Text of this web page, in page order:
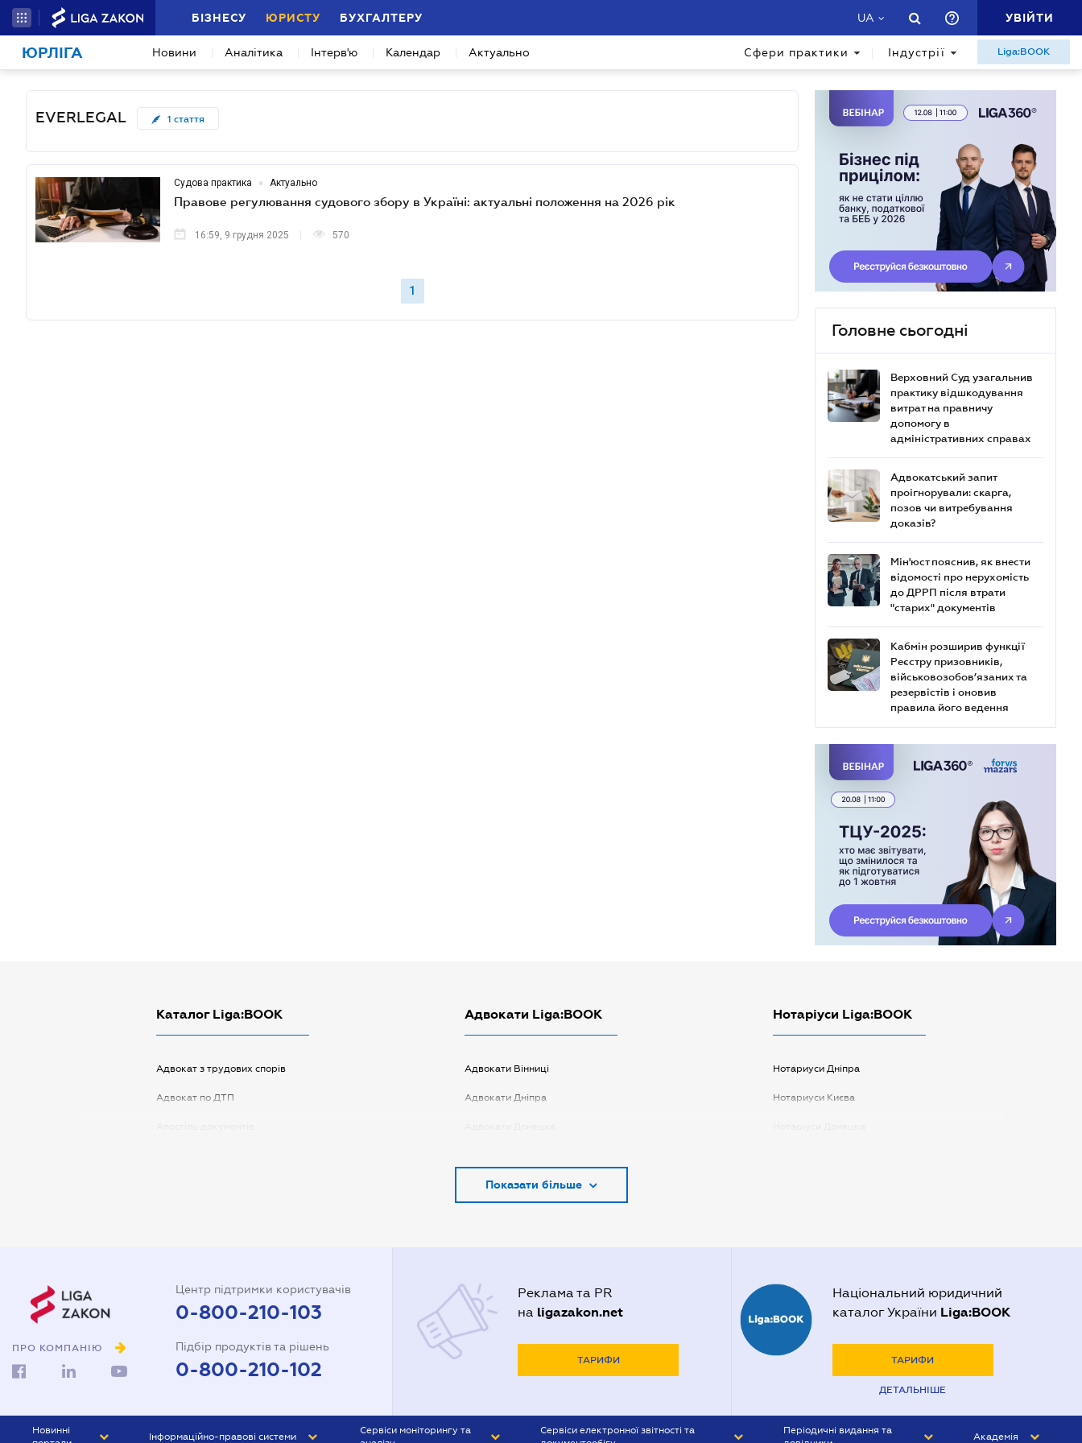
БІЗНЕСУ ЮРИСТУ БУХГАЛТЕРУ UA УВІЙТИ
ЮРЛІГА Новини Аналітика Інтерв'ю Календар Актуально Сфери практики Індустрії Liga:BOOK
EVERLEGAL 1 стаття
Судова практика • Актуально
Правове регулювання судового збору в Україні: актуальні положення на 2026 рік
16:59, 9 грудня 2025 570
1
Головне сьогодні
Верховний Суд узагальнив
практику відшкодування
витрат на правничу
допомогу в
адміністративних справах
Адвокатський запит
проігнорували: скарга,
позов чи витребування
доказів?
Мін'юст пояснив, як внести
відомості про нерухомість
до ДРРП після втрати
"старих" документів
Кабмін розширив функції
Реєстру призовників,
військовозобов’язаних та
резервістів і оновив
правила його ведення
Каталог Liga:BOOK
Адвокат з трудових спорів
Адвокат по ДТП
інтересів в суді
Довіреність на реєстрацію
майном
Адвокати Liga:BOOK
Адвокати Вінниці
Адвокати Дніпра
Адвокати Києва
Адвокати Полтави
Адвокати Харькова
Адвокаты Кривого Рогу
Нотаріуси Liga:BOOK
Нотариуси Дніпра
Нотариуси Києва
Показати більше
ПРО КОМПАНІЮ
Центр підтримки користувачів
0-800-210-103
Підбір продуктів та рішень
0-800-210-102
Реклама та PR
на ligazakon.net
ТАРИФИ
Національний юридичний
каталог України Liga:BOOK
ТАРИФИ
ДЕТАЛЬНІШЕ
Новинні
Інформаційно-правові системи
Сервіси моніторингу та
Сервіси електронної звітності та
Періодичні видання та
Академія